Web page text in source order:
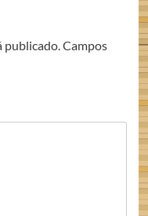
publicado.Campos